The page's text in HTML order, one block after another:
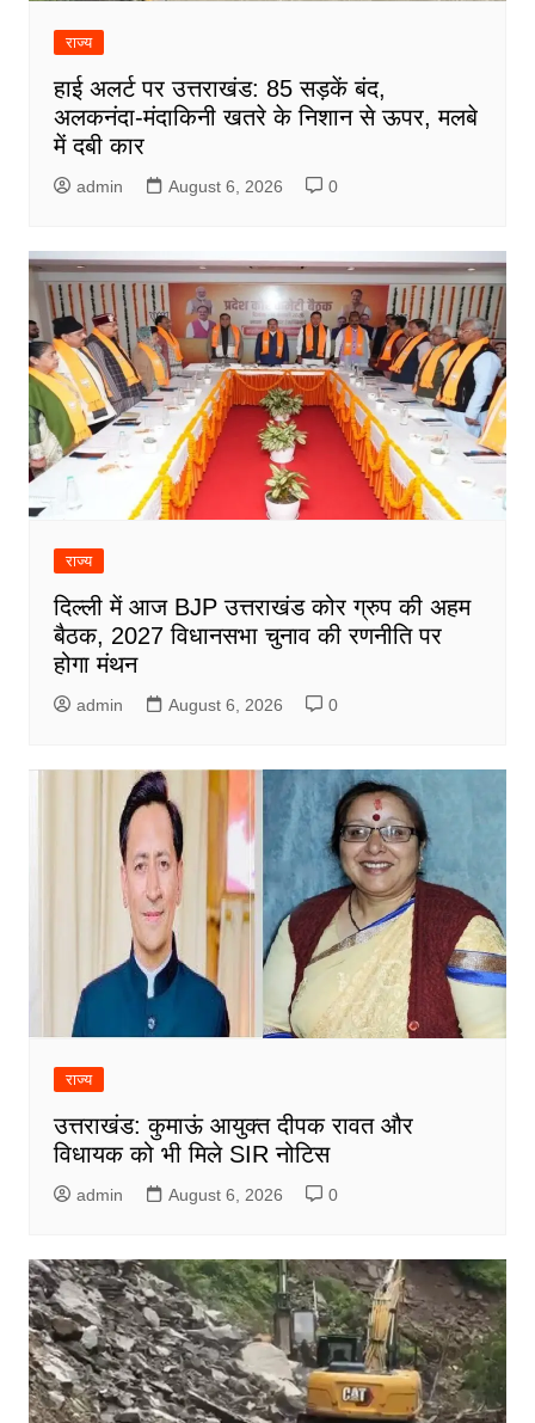
राज्य
हाई अलर्ट पर उत्तराखंड: 85 सड़कें बंद,
अलकनंदा-मंदाकिनी खतरे के निशान से ऊपर, मलबे
में दबी कार
admin August 6, 2026 0
राज्य
दिल्ली में आज BJP उत्तराखंड कोर ग्रुप की अहम
बैठक, 2027 विधानसभा चुनाव की रणनीति पर
होगा मंथन
admin August 6, 2026 0
राज्य
उत्तराखंड: कुमाऊं आयुक्त दीपक रावत और
विधायक को भी मिले SIR नोटिस
admin August 6, 2026 0